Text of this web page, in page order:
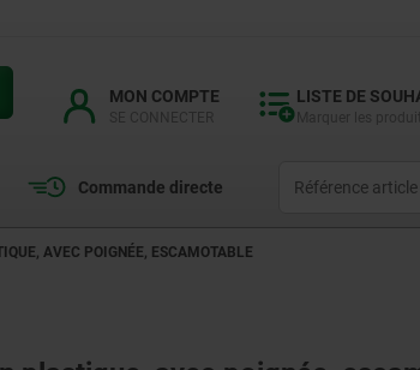
MON COMPTE LISTE DE
Commande directe
AVEC POIGNÉE, ESCAMOTABLE